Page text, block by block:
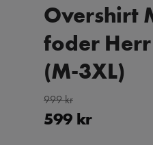
Overshirt
foder
(M-3XL)
999 kr
599 kr